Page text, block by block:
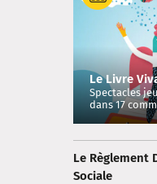
Le Livre
Spectacles
dans 17
Le Règlement
Sociale